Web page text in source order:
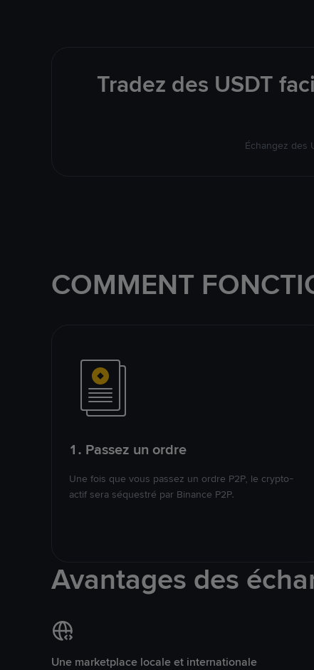
Tradez des USDT
Échangez des
COMMENT
1. Passez un ordre
Une fois que vous passez un ordre P2P, le crypto-
actif sera séquestré par Binance P2P.
Avantages des
Une marketplace locale et internationale